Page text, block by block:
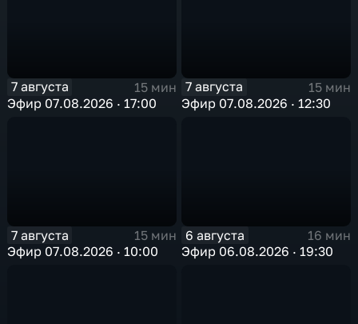
7 августа
15 мин
Эфир 07.08.2026 · 17:00
7 августа
15 мин
Эфир 07.08.2026 · 12:30
7 августа
15 мин
Эфир 07.08.2026 · 10:00
6 августа
16 мин
Эфир 06.08.2026 · 19:30